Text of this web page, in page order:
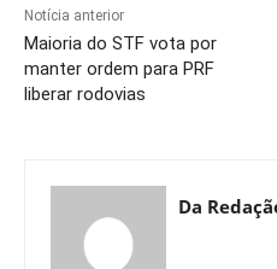
Notícia anterior
Maioria do STF vota por
manter ordem para PRF
liberar rodovias
Da